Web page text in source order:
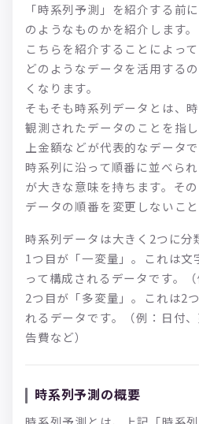
「時系列予測」を紹介する前
のようなものかを紹介します。
こちらを紹介することによっ
どのようなデータを活用する
くなります。
そもそも時系列データとは、
観測されたデータのことを指
上金額などが代表的なデータで
時系列に沿って順番に並べら
が大きな意味を持ちます。そ
データの順番を変更しないこ
時系列データは大きく2つに分
1つ目が「一変量」。これは文
って構成されるデータです。（
2つ目が「多変量」。これは2
れるデータです。（例：日付
告費など）
時系列予測の概要